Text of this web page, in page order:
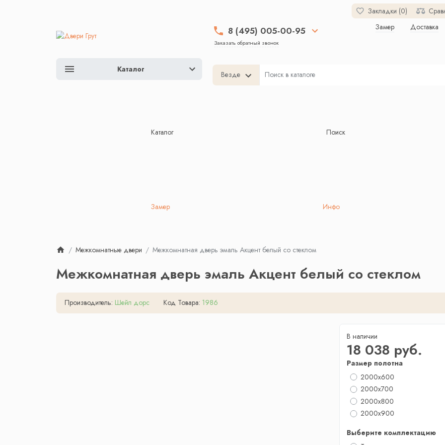
Закладки (0)
8 (495) 005-00-95
Заказать обратный звонок
Везде
Замер Доставка
Каталог
Каталог Поиск
Замер Инфо
Межкомнатные двери Межкомнатная дверь эмаль Акцент белый со стеклом
Межкомнатная дверь эмаль Акцент белый со стеклом
Производитель: Шейл дорс Код Товара: 1986
В наличии
18 038 руб.
Размер полотна
2000x600
2000x700
2000х800
2000x900
Выберите комплектацию